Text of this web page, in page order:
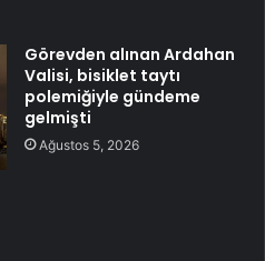
Görevden alınan Ardahan
Valisi, bisiklet taytı
polemiğiyle gündeme
gelmişti
Ağustos 5, 2026